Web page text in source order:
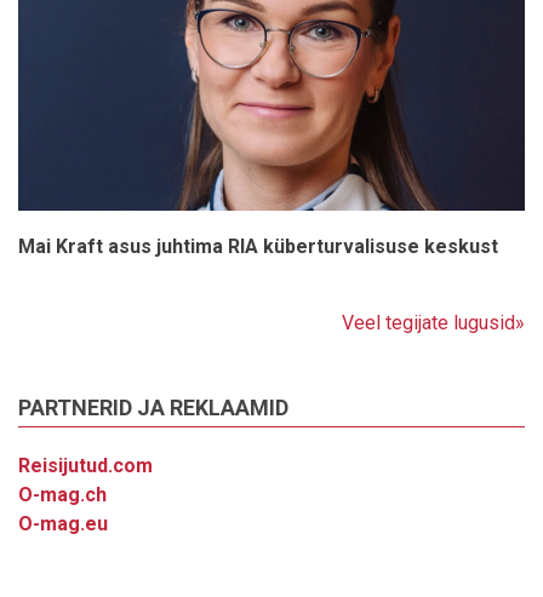
Mai Kraft asus juhtima RIA küberturvalisuse keskust
Veel tegijate lugusid»
PARTNERID JA REKLAAMID
Reisijutud.com
O-mag.ch
O-mag.eu